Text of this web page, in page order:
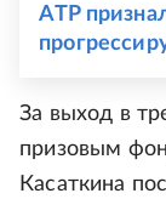
ATP
За выход в
призовым
Касаткина